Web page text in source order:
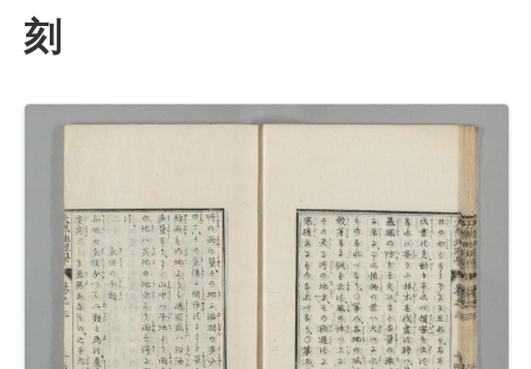
刻